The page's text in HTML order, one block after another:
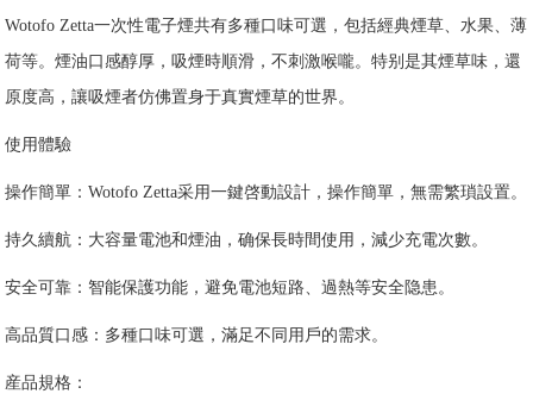
Wotofo Zetta一次性電子煙共有多種口味可選，包括經典煙草、水果、薄
荷等。煙油口感醇厚，吸煙時順滑，不刺激喉嚨。特别是其煙草味，還
原度高，讓吸煙者仿佛置身于真實煙草的世界。
使用體驗
操作簡單：Wotofo Zetta采用一鍵啓動設計，操作簡單，無需繁瑣設置。
持久續航：大容量電池和煙油，确保長時間使用，減少充電次數。
安全可靠：智能保護功能，避免電池短路、過熱等安全隐患。
高品質口感：多種口味可選，滿足不同用戶的需求。
産品規格：